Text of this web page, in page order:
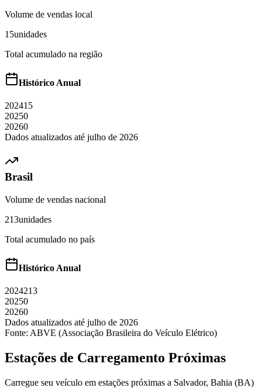
Volume de vendas local
15unidades
Total acumulado na região
Histórico Anual
202415
20250
20260
Dados atualizados até julho de 2026
Brasil
Volume de vendas nacional
213unidades
Total acumulado no país
Histórico Anual
2024213
20250
20260
Dados atualizados até julho de 2026
Fonte: ABVE (Associação Brasileira do Veículo Elétrico)
Estações de Carregamento Próximas
Carregue seu veículo em estações próximas a Salvador, Bahia (BA)